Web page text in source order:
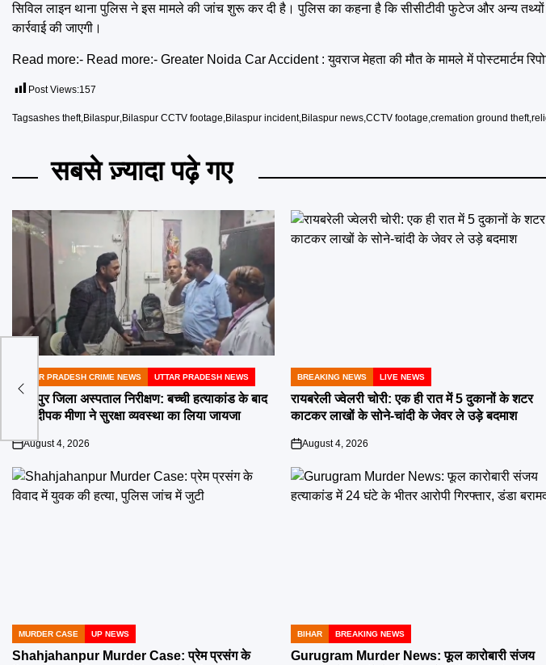
सिविल लाइन थाना पुलिस ने इस मामले की जांच शुरू कर दी है। पुलिस का कहना है कि सीसीटीवी फुटेज और अन्य
कार्रवाई की जाएगी।
Read more:- Read more:- Greater Noida Car Accident : युवराज मेहता की मौत के मामले में पोस्टमार्टम
Post Views:157
Tagsashes theft,Bilaspur,Bilaspur CCTV footage,Bilaspur incident,Bilaspur news,CCTV footage,cremation ground theft,
सबसे ज़्यादा पढ़े गए
POSTED
UTTAR PRADESH CRIME NEWS UTTAR PRADESH NEWS
गोरखपुर जिला अस्पताल निरीक्षण: बच्ची हत्याकांड के बाद
DM दीपक मीणा ने सुरक्षा व्यवस्था का लिया जायजा
on
August 4, 2026
POSTED
IN
BREAKING NEWS LIVE NEWS
रायबरेली ज्वेलरी चोरी: एक ही रात में 5 दुकानों के शटर
काटकर लाखों के सोने-चांदी के जेवर ले उड़े बदमाश
on
August 4, 2026
POSTED
IN
MURDER CASE UP NEWS
Shahjahanpur Murder Case: प्रेम प्रसंग के
POSTED
IN
BIHAR BREAKING NEWS
Gurugram Murder News: फूल कारोबारी संजय